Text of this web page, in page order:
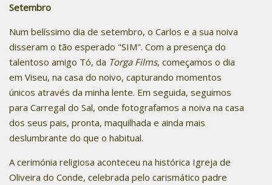
Setembro
Num belíssimo dia de setembro, o Carlos e a sua noiva
disseram o tão esperado "SIM". Com a presença do
talentoso amigo Tó, da Torga Films, começamos o dia
em Viseu, na casa do noivo, capturando momentos
únicos através da minha lente. Em seguida, seguimos
para Carregal do Sal, onde fotografamos a noiva na casa
dos seus pais, pronta, maquilhada e ainda mais
deslumbrante do que o habitual.
A cerimónia religiosa aconteceu na histórica Igreja de
Oliveira do Conde, celebrada pelo carismático padre